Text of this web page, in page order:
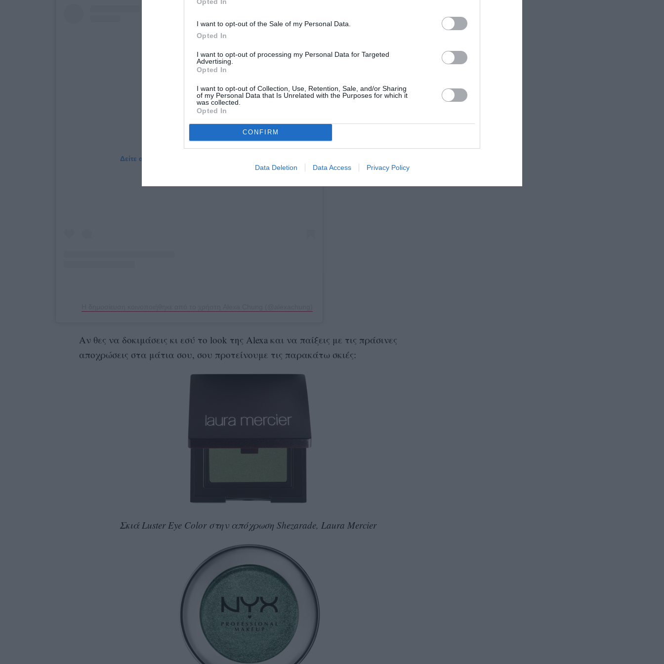
I want to opt-out of the Sale of my Personal Data.
Opted In
I want to opt-out of processing my Personal Data for Targeted
Advertising.
Opted In
I want to opt-out of Collection, Use, Retention, Sale, and/or Sharing
of my Personal Data that Is Unrelated with the Purposes for which it
was collected.
Opted In
CONFIRM
Data Deletion Data Access Privacy Policy
Δείτε αυτή τη δημοσίευση στο Instagram.
Αν θες να δοκιμάσεις κι εσύ το look της Alexa και να παίξεις με τις πράσινες
αποχρώσεις στα μάτια σου, σου προτείνουμε τις παρακάτω σκιές:
Σκιά Luster Eye Color στην απόχρωση Shezarade, Laura Mercier